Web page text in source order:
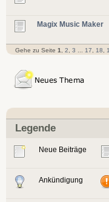
Magix Music Maker
Gehe zu Seite 1 2 3 17 18
Legende
Neue Beiträge
Ankündigung